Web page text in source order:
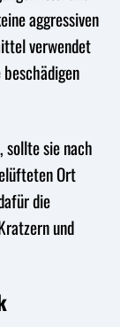
aggressiven
verwendet
sollte sie nach
Ort
die
und